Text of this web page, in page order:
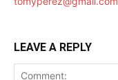
LEAVE A REPLY